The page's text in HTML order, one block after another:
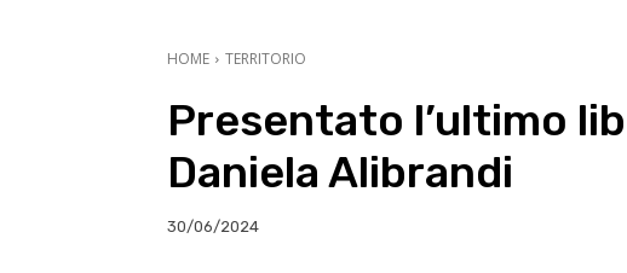
HOME TERRITORIO
Presentato l’ultimo
Daniela Alibrandi
30/06/2024